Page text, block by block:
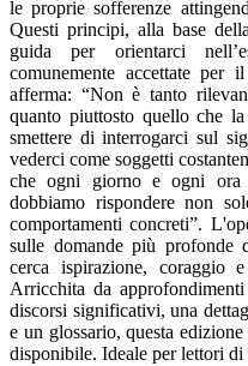
le proprie sofferenze
Questi principi, alla base
guida per orientarci
comunemente accettate per
afferma: “Non è tanto
quanto piuttosto quello che
smettere di interrogarci sul
vederci come soggetti
che ogni giorno e ogni ora
dobbiamo rispondere non
comportamenti concreti”.
sulle domande più profonde
cerca ispirazione, coraggio
Arricchita da
discorsi significativi, una
e un glossario, questa
disponibile. Ideale per lettori di